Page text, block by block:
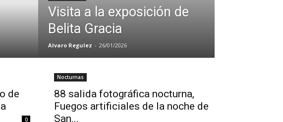
Visita a la exposición de
Belita Gracia
Alvaro Regulez - 26/01/2026
de
0
Nocturnas
88 salida fotográfica nocturna,
Fuegos artificiales de la noche de
San...